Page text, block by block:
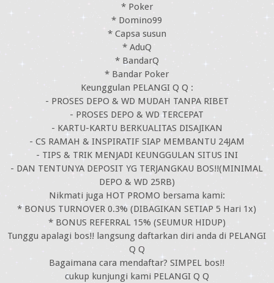
* Poker
* Domino99
* Capsa susun
* AduQ
* BandarQ
* Bandar Poker
Keunggulan PELANGI Q Q :
- PROSES DEPO & WD MUDAH TANPA RIBET
- PROSES DEPO & WD TERCEPAT
- KARTU-KARTU BERKUALITAS DISAJIKAN
- CS RAMAH & INSPIRATIF SIAP MEMBANTU 24JAM
- TIPS & TRIK MENJADI KEUNGGULAN SITUS INI
- DAN TENTUNYA DEPOSIT YG TERJANGKAU BOS!!(MINIMAL
DEPO & WD 25RB)
Nikmati juga HOT PROMO bersama kami:
* BONUS TURNOVER 0.3% (DIBAGIKAN SETIAP 5 Hari 1x)
* BONUS REFERRAL 15% (SEUMUR HIDUP)
Tunggu apalagi bos!! langsung daftarkan diri anda di PELANGI
Q Q
Bagaimana cara mendaftar? SIMPEL bos!!
cukup kunjungi kami PELANGI Q Q